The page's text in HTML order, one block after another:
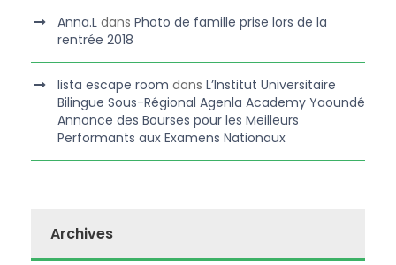
Anna.L dans Photo de famille prise lors de la
rentrée 2018
lista escape room dans L’Institut Universitaire
Bilingue Sous-Régional Agenla Academy Yaoundé
Annonce des Bourses pour les Meilleurs
Performants aux Examens Nationaux
Archives